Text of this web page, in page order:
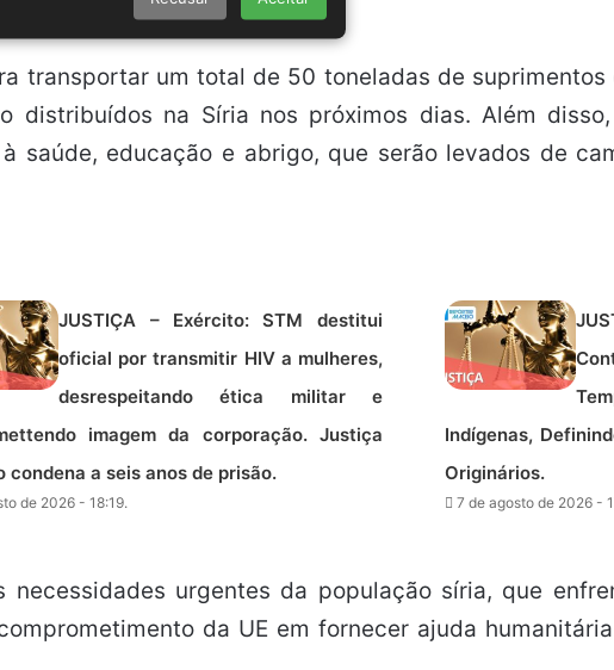
transportar um total de 50 toneladas de
distribuídos na Síria nos próximos dias. Além
educação e abrigo, que serão levados de
JUSTIÇA – Exército: STM destitui
oficial por transmitir HIV a mulheres,
desrespeitando ética militar e
imagem da corporação. Justiça
condena a seis anos de prisão.
de 2026 - 18:19.
Indígenas,
Originários.
7 de agosto de 2026 -
urgentes da população síria, que
da UE em fornecer ajuda